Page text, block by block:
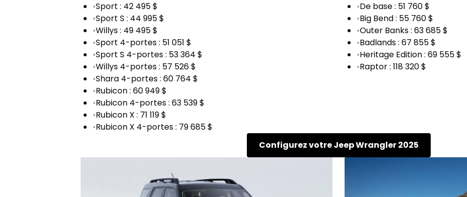
•Sport : 42 495 $
•Sport S : 44 995 $
•Willys : 49 495 $
•Sport 4-portes : 51 051 $
•Sport S 4-portes : 53 364 $
•Willys 4-portes : 57 526 $
•Shara 4-portes : 60 764 $
•Rubicon : 60 949 $
•Rubicon 4-portes : 63 539 $
•Rubicon X : 71 119 $
•Rubicon X 4-portes : 79 685 $
•De base : 51 760 $
•Big Bend : 55 760 $
•Outer Banks : 63 685 $
•Badlands : 67 855 $
•Heritage Edition : 69 555 $
•Raptor : 118 320 $
Configurez votre Jeep Wrangler 2025